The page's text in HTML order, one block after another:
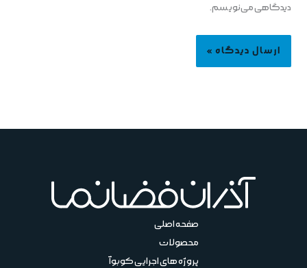
دیدگاهی می‌نویسم.
صفحه اصلی
محصولات
پروژه های اجرایی کوبوآ